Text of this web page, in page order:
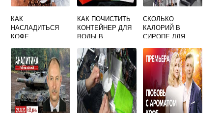
КАК
НАСЛАДИТЬСЯ
КОФЕ
КАК ПОЧИСТИТЬ
КОНТЕЙНЕР ДЛЯ
ВОДЫ В
ЗЕЛЕНИ
СКОЛЬКО
КАЛОРИЙ В
СИРОПЕ ДЛЯ